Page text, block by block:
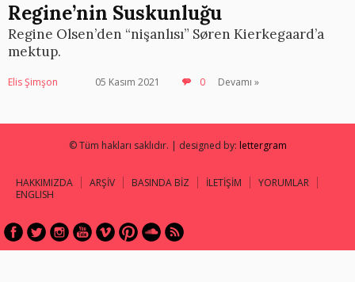
Regine’nin Suskunluğu
Regine Olsen’den “nişanlısı” Søren Kierkegaard’a
mektup.
Elis Şimşon 05 Kasım 2021 0 Devamı »
© Tüm hakları saklıdır. | designed by: lettergram
HAKKIMIZDA ARŞİV BASINDA BİZ İLETİŞİM
YORUMLAR
ENGLISH